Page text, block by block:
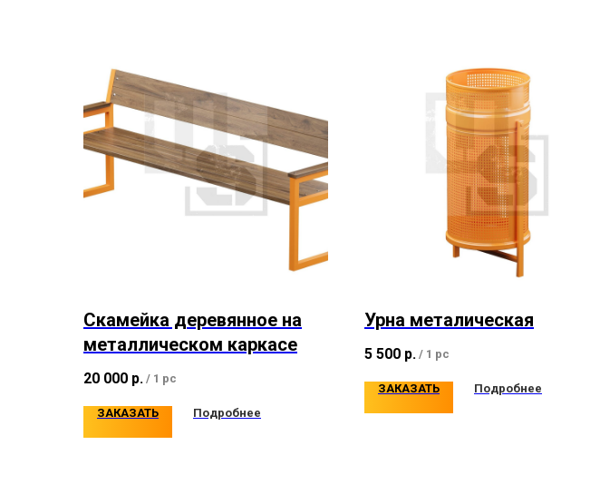
Скамейка деревянное на
металлическом каркасе
20 000 р. / 1 pc
ЗАКАЗАТЬ Подробнее
Урна металическая
5 500 р. / 1 pc
ЗАКАЗАТЬ Подробнее